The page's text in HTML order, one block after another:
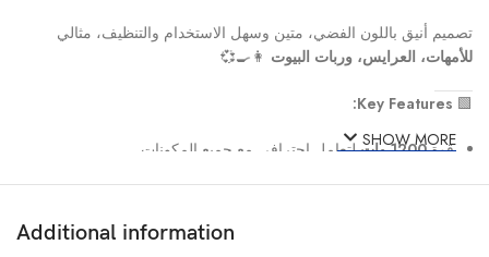
تصميم أنيق باللون الفضي، متين وسهل الاستخدام والتنظيف، مثالي
للأمهات، العرايس، وربات البيوت 👩‍🍳💞
🟩
Key Features:
قوة1200 وات لتعامل احترافي مع جميع المكونات
سرعات متعددة + خاصية السرعة المتقطعة
SHOW MORE
Additional information